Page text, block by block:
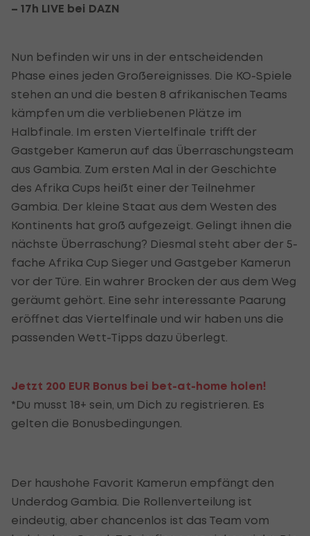
– 17h LIVE bei DAZN
Nun befinden wir uns in der entscheidenden
Phase eines jeden Großereignisses. Die KO-Spiele
stehen an und die besten 8 afrikanischen Teams
kämpfen um die verbliebenen Plätze im
Halbfinale. Im ersten Viertelfinale trifft der
Gastgeber Kamerun auf das Überraschungsteam
aus Gambia. Zum ersten Mal in der Geschichte
des Afrika Cups heißt einer der Teilnehmer
Gambia. Der kleine Staat aus dem Westen des
Kontinents hat groß aufgezeigt. Gelingt ihnen die
nächste Überraschung? Diesmal steht aber der 5-
fache Afrika Cup Sieger und Gastgeber Kamerun
vor der Türe. Ein wahrer Brocken der aus dem Weg
geräumt gehört. Eine sehr interessante Paarung
eröffnet das Viertelfinale und wir haben uns die
passenden Wett-Tipps dazu überlegt.
Jetzt 200 EUR Bonus bei bet-at-home holen!
*Du musst 18+ sein, um Dich zu registrieren. Es
gelten die Bonusbedingungen.
Der haushohe Favorit Kamerun empfängt den
Underdog Gambia. Die Rollenverteilung ist
eindeutig, aber chancenlos ist das Team vom